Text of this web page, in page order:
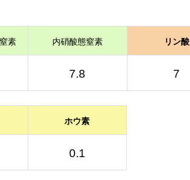
素 内硝酸態窒素 リン酸
7.8 7
ホウ素
0.1